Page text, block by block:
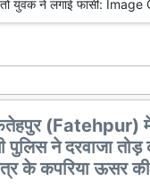
तो युवक ने लगाई फांसी:
(Fatehpur) में
ने दरवाजा
के कपरिया ऊसर